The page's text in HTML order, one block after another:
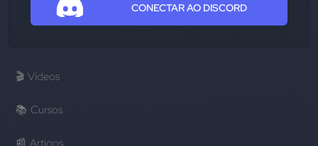
CONECTAR AO DISCORD
🎬 Vídeos
📚 Cursos
📰 Artigos